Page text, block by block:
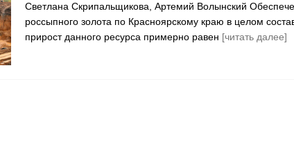
Светлана Скрипальщикова, Артемий Волынский
россыпного золота по Красноярскому краю в целом
прирост данного ресурса примерно равен [читать далее]